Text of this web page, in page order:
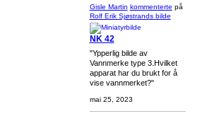
Gisle Martin kommenterte på
Rolf Erik Sjøstrands bilde
NK 42
"Ypperlig bilde av
Vannmerke type 3.Hvilket
apparat har du brukt for å
vise vannmerket?"
mai 25, 2023